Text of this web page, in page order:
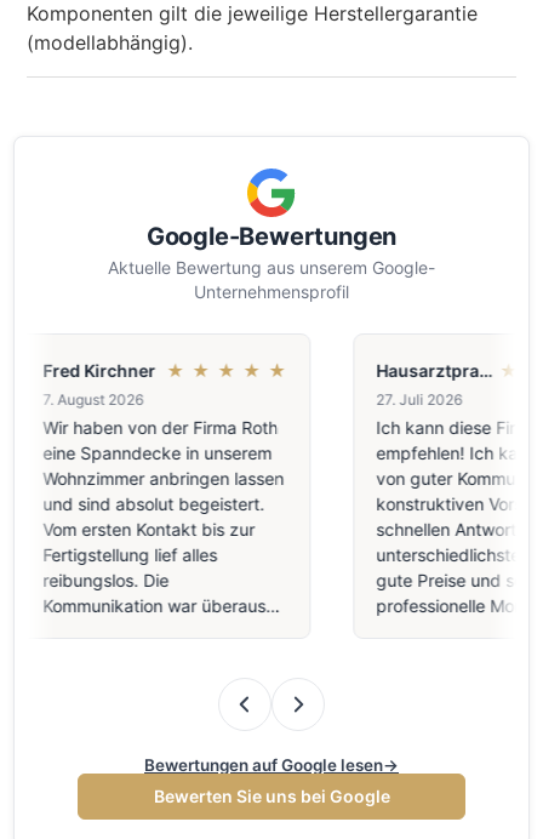
Komponenten gilt die jeweilige Herstellergarantie
(modellabhängig).
Google-Bewertungen
Aktuelle Bewertung aus unserem Google-
Unternehmensprofil
Fred Kirchner
7. August 2026
★ ★ ★ ★ ★
Wir haben von der Firma Roth
eine Spanndecke in unserem
Wohnzimmer anbringen lassen
und sind absolut begeistert.
Vom ersten Kontakt bis zur
Fertigstellung lief alles
reibungslos. Die
Kommunikation war überaus
Hausarztpraxis Ehrhardt
27. Juli 2026
★ ★
Ich kann diese Firma
empfehlen! Ich kann
von guter
konstruktiven
schnellen Antworten
unterschiedlichste
gute Preise und sehr
professionelle
Bewertungen auf Google lesen→
Bewerten Sie uns bei Google